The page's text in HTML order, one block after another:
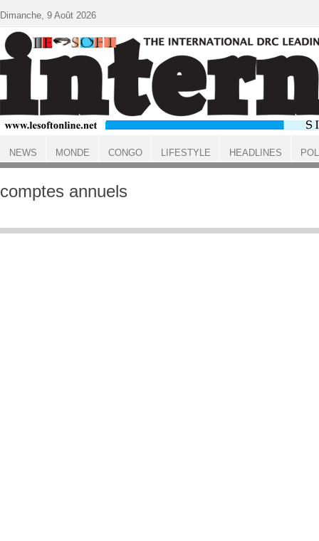
ACCUEIL
comptes annuels
Dimanche, 9 Août 2026
NEWS MONDE CONGO LIFESTYLE HEADLINES